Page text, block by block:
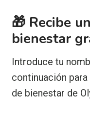
🎁 Recibe
bienestar
Introduce tu
continuación
de bienestar de